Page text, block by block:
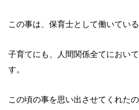
この事は、保育士として働いている
子育てにも、人間関係全てにおい
す。
この頃の事を思い出させてくれた